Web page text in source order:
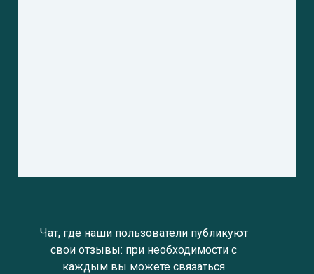
Чат, где наши пользователи публикуют
свои отзывы: при необходимости с
каждым вы можете связаться